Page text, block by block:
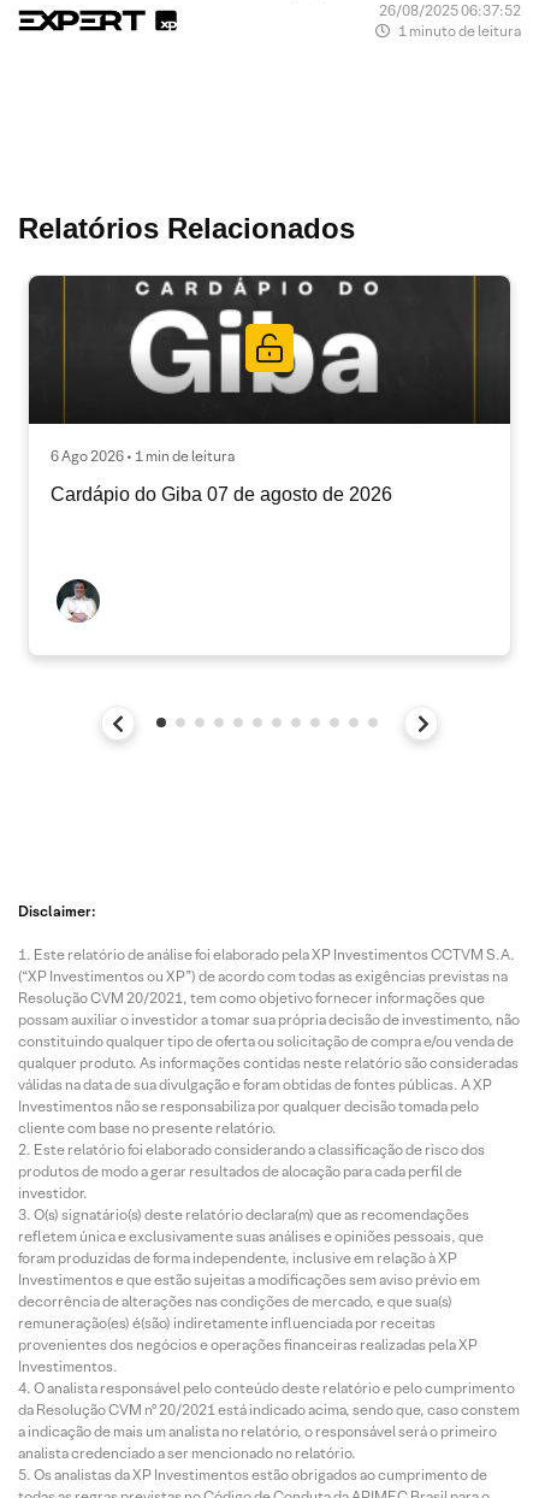
26/08/2025 06:37:52
1 minuto de leitura
Relatórios Relacionados
6 Ago 2026 • 1 min de leitura
Cardápio do Giba 07 de agosto de 2026
Disclaimer:
Este relatório de análise foi elaborado pela XP Investimentos CCTVM S.A.
(“XP Investimentos ou XP”) de acordo com todas as exigências previstas na
Resolução CVM 20/2021, tem como objetivo fornecer informações que
possam auxiliar o investidor a tomar sua própria decisão de investimento, não
constituindo qualquer tipo de oferta ou solicitação de compra e/ou venda de
qualquer produto. As informações contidas neste relatório são consideradas
válidas na data de sua divulgação e foram obtidas de fontes públicas. A XP
Investimentos não se responsabiliza por qualquer decisão tomada pelo
cliente com base no presente relatório.
Este relatório foi elaborado considerando a classificação de risco dos
produtos de modo a gerar resultados de alocação para cada perfil de
investidor.
O(s) signatário(s) deste relatório declara(m) que as recomendações
refletem única e exclusivamente suas análises e opiniões pessoais, que
foram produzidas de forma independente, inclusive em relação à XP
Investimentos e que estão sujeitas a modificações sem aviso prévio em
decorrência de alterações nas condições de mercado, e que sua(s)
remuneração(es) é(são) indiretamente influenciada por receitas
provenientes dos negócios e operações financeiras realizadas pela XP
Investimentos.
O analista responsável pelo conteúdo deste relatório e pelo cumprimento
da Resolução CVM nº 20/2021 está indicado acima, sendo que, caso constem
a indicação de mais um analista no relatório, o responsável será o primeiro
analista credenciado a ser mencionado no relatório.
Os analistas da XP Investimentos estão obrigados ao cumprimento de